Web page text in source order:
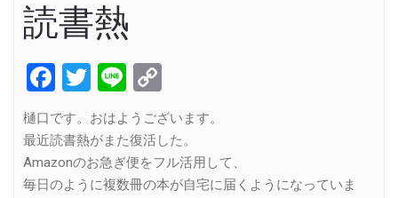
読書熱
Facebook
Twitter
Line
Link
樋口です。おはようございます。
最近読書熱がまた復活した。
Amazonのお急ぎ便をフル活用して、
毎日のように複数冊の本が自宅に届くようになっていま